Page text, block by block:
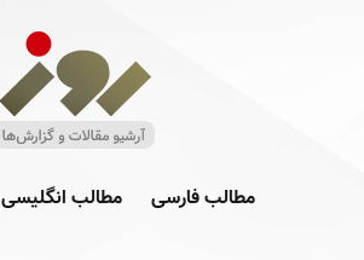
مطالب فارسی مطالب انگلیسی